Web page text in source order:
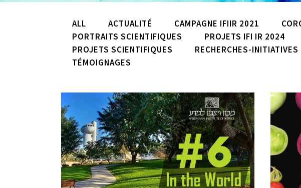
ALL ACTUALITÉ CAMPAGNE IFIIR 2021
PORTRAITS SCIENTIFIQUES
PROJETS IFI IR 2024
PROJETS SCIENTIFIQUES
RECHERCHES-INITIATIVES
TÉMOIGNAGES